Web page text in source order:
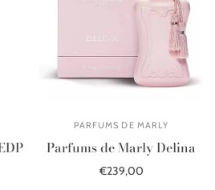
PARFUMS DE MARLY
Parfums de Marly Delina
€239,00